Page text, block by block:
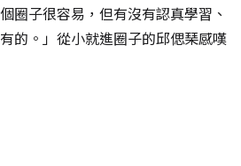
圈子很容易，但有沒有認真學習、
的。」從小就進圈子的邱偲琹感嘆